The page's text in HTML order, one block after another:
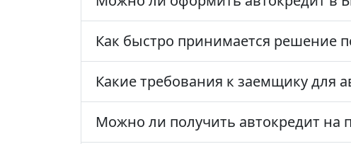
Как быстро принимается решение
Какие требования к заемщику для
Можно ли получить автокредит